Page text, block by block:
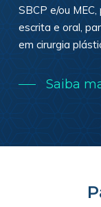
SBCP e/ou
escrita e oral,
em cirurgia
Saiba